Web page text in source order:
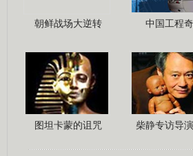
朝鲜战场大逆转 中国工程
图坦卡蒙的诅咒 柴静专访导